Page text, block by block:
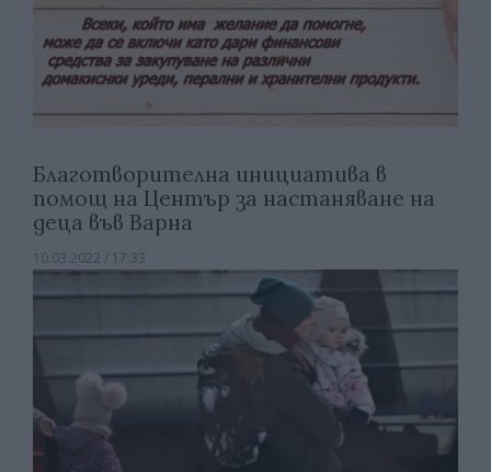
Благотворителна инициатива в
помощ на Център за настаняване на
деца във Варна
10.03.2022 / 17:33